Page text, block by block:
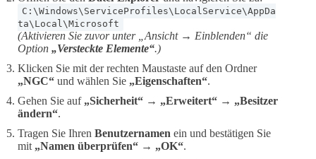
C:\Windows\ServiceProfiles\LocalService\AppDa
ta\Local\Microsoft
(Aktivieren Sie zuvor unter „Ansicht → Einblenden“ die
Option „Versteckte Elemente“.)
Klicken Sie mit der rechten Maustaste auf den Ordner
„NGC“ und wählen Sie „Eigenschaften“.
Gehen Sie auf „Sicherheit“ → „Erweitert“ → „Besitzer
ändern“.
Tragen Sie Ihren Benutzernamen ein und bestätigen Sie
mit „Namen überprüfen“ → „OK“.